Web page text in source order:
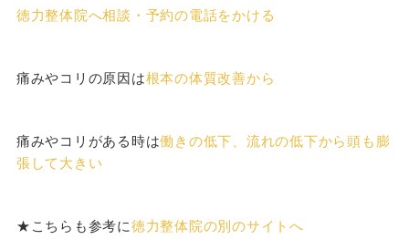
徳力整体院へ相談・予約の電話をかける
痛みやコリの原因は根本の体質改善から
痛みやコリがある時は働きの低下、流れの低下から頭も膨
張して大きい
★こちらも参考に徳力整体院の別のサイトへ